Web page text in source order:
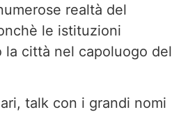
realtà del
le istituzioni
città nel capoluogo del
talk con i grandi nomi